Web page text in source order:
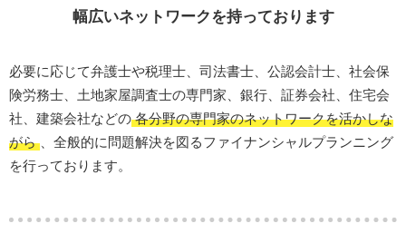
幅広いネットワークを持っております
必要に応じて弁護士や税理士、司法書士、公認会計士、社会保
険労務士、土地家屋調査士の専門家、銀行、証券会社、住宅会
社、建築会社などの各分野の専門家のネットワークを活かしな
がら、全般的に問題解決を図るファイナンシャルプランニング
を行っております。